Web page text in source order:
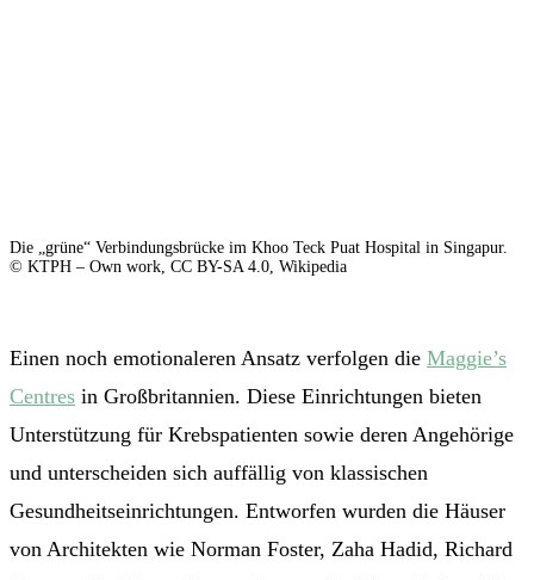
Die „grüne“ Verbindungsbrücke im Khoo Teck Puat Hospital in Singapur.
© KTPH – Own work, CC BY-SA 4.0, Wikipedia
Einen noch emotionaleren Ansatz verfolgen die Maggie’s
Centres in Großbritannien. Diese Einrichtungen bieten
Unterstützung für Krebspatienten sowie deren Angehörige
und unterscheiden sich auffällig von klassischen
Gesundheitseinrichtungen. Entworfen wurden die Häuser
von Architekten wie Norman Foster, Zaha Hadid, Richard